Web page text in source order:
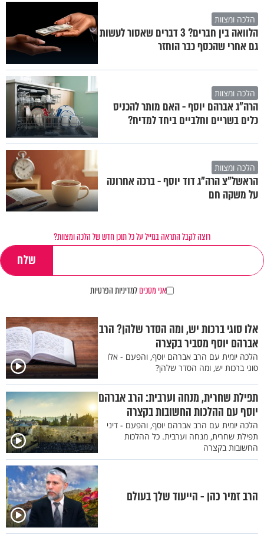
הלכה ומצוות
הלוואה בין חברים? 3 דברים שאסור לעשות
גם אחרי שהכסף כבר הוחזר
הלכה ומצוות
הרה"ג אברהם יוסף - האם מותר להכניס
כלים בשריים וחלביים ביחד למדיח?
הלכה ומצוות
הראשל"צ הרה"ג דוד יוסף - ברכה אחרונה
על משקה חם
רוצה לקבל התראה במייל על כל תוכן חדש של הלכה ומצוות?
אני מסכיםלמדיניות הפרטיות
אלו סוגי ברכות יש, ומה הסדר שלהן? הרב
אברהם יוסף מסביר בקצרה
הלכה יומית עם הרב אברהם יוסף, והפעם - אלו
סוגי ברכות יש, ומה הסדר שלהן?
תפילת שחרית, מנחה וערבית: הרב אברהם
יוסף עם ההלכות החשובות בקצרה
הלכה יומית עם הרב אברהם יוסף, והפעם - דיני
תפילת שחרית, מנחה וערבית. כל ההלכות
החשובות בקצרה
הרב זמיר כהן - הייעוד שלך בעולם